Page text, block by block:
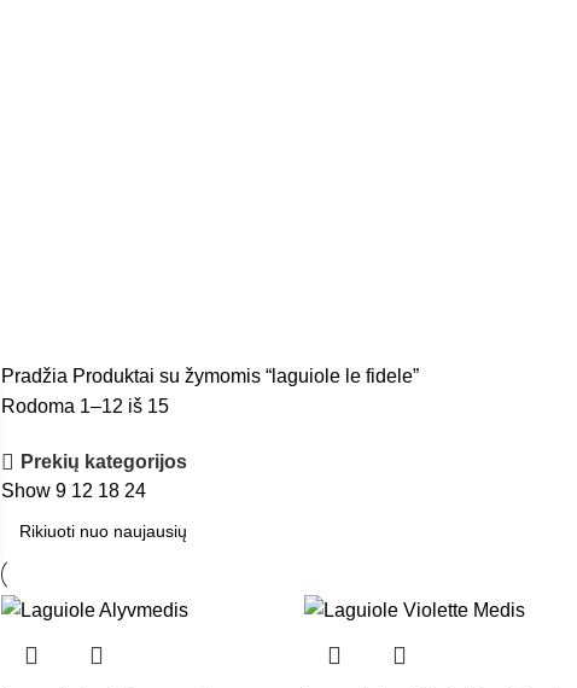
Pradžia Produktai su žymomis “laguiole le fidele”
Rodoma 1–12 iš 15
Prekių kategorijos
Show 9 12 18 24